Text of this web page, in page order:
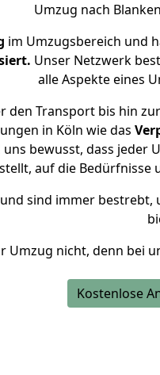
Umzug nach
im Umzugsbereich und
Unser Netzwerk
alle Aspekte eines
den Transport bis hin
in Köln wie das
bewusst, dass
auf die Bedürfnisse
und sind immer bestrebt,
nicht, denn bei
Kostenlose